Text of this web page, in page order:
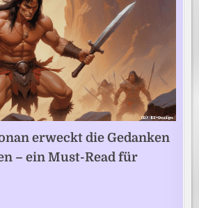
erweckt die Gedanken
– ein Must-Read für